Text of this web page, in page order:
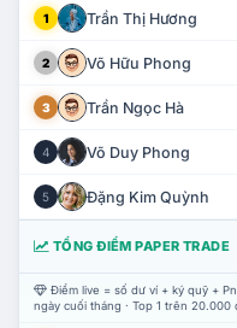
1 Trần Thị Hương
2 Võ Hữu Phong
3 Trần Ngọc Hà
4 Võ Duy Phong
5 Đặng Kim Quỳnh
TỔNG ĐIỂM PAPER TRADE
Điểm live = số dư ví + ký quỹ +
ngày cuối tháng · Top 1 trên 20.000